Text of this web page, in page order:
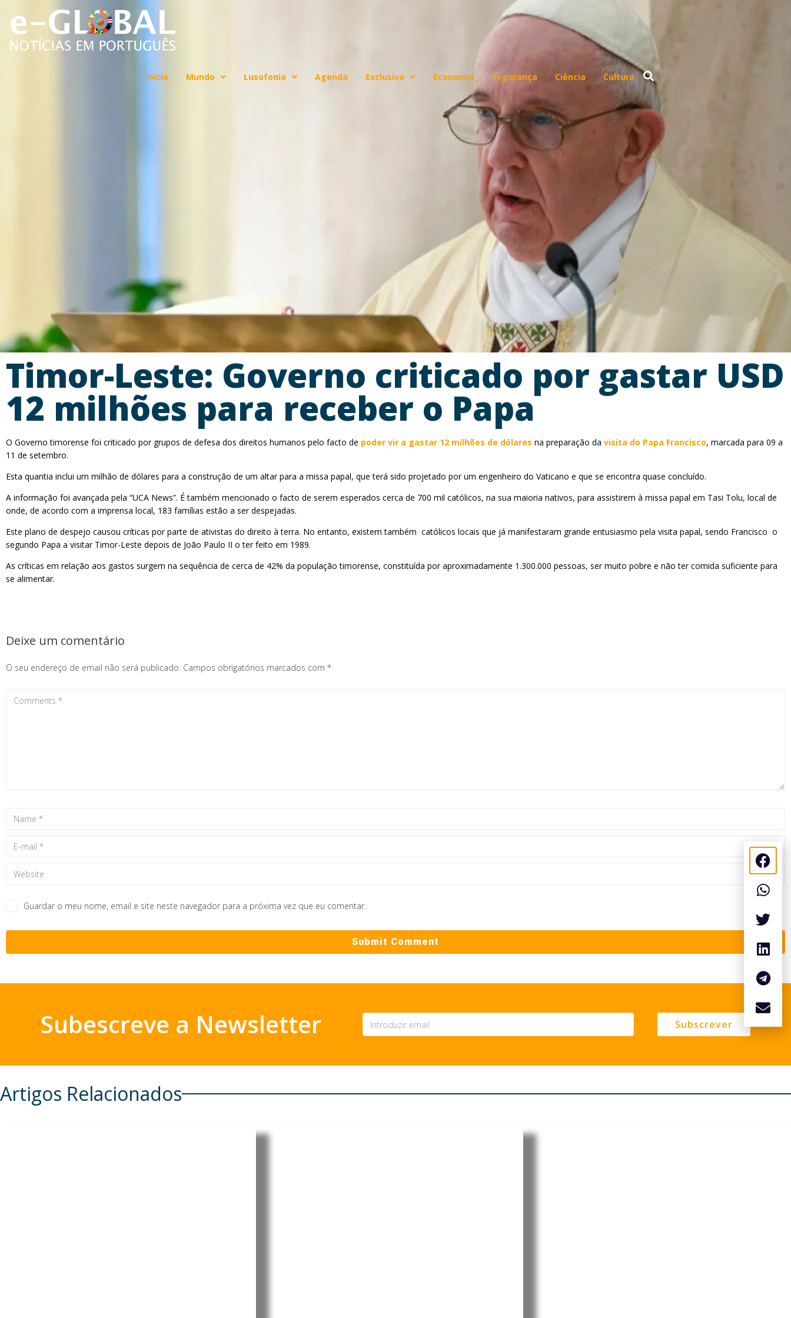
Início Mundo Lusofonia Agenda Exclusivo Economia Segurança Ciência Cultura
Timor-Leste: Governo criticado por gastar USD
12 milhões para receber o Papa
O Governo timorense foi criticado por grupos de defesa dos direitos humanos pelo facto de poder vir a gastar 12 milhões de dólares na preparação da visita do Papa Francisco, marcada para 09 a
11 de setembro.
Esta quantia inclui um milhão de dólares para a construção de um altar para a missa papal, que terá sido projetado por um engenheiro do Vaticano e que se encontra quase concluído.
A informação foi avançada pela “UCA News”. É também mencionado o facto de serem esperados cerca de 700 mil católicos, na sua maioria nativos, para assistirem à missa papal em Tasi Tolu, local de
onde, de acordo com a imprensa local, 183 famílias estão a ser despejadas.
Este plano de despejo causou críticas por parte de ativistas do direito à terra. No entanto, existem também católicos locais que já manifestaram grande entusiasmo pela visita papal, sendo Francisco o
segundo Papa a visitar Timor-Leste depois de João Paulo II o ter feito em 1989.
As críticas em relação aos gastos surgem na sequência de cerca de 42% da população timorense, constituída por aproximadamente 1.300.000 pessoas, ser muito pobre e não ter comida suficiente para
se alimentar.
Deixe um comentário
O seu endereço de email não será publicado. Campos obrigatórios marcados com *
Guardar o meu nome, email e site neste navegador para a próxima vez que eu comentar.
Subescreve a Newsletter Subscrever
Artigos Relacionados